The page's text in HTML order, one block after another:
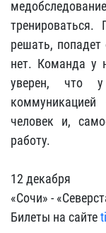
решать,
нет. Команда у
уверен, что
человек и,
работу.
12 декабря
«Сочи» -
Билеты на сайте